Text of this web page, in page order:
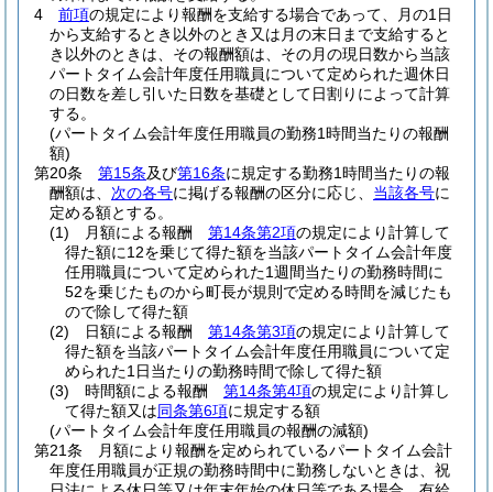
4
前項の規定により報酬を支給する場合であって、月の1日
から支給するとき以外のとき又は月の末日まで支給すると
き以外のときは、その報酬額は、その月の現日数から当該
パートタイム会計年度任用職員について定められた週休日
の日数を差し引いた日数を基礎として日割りによって計算
する。
(パートタイム会計年度任用職員の勤務1時間当たりの報酬
額)
第20条
第15条及び第16条に規定する勤務1時間当たりの報
酬額は、 次の各号に掲げる報酬の区分に応じ、 当該各号に
定める額とする。
(1)
月額による報酬 第14条第2項の規定により計算して
得た額に12を乗じて得た額を当該パートタイム会計年度
任用職員について定められた1週間当たりの勤務時間に
52を乗じたものから町長が規則で定める時間を減じたも
ので除して得た額
(2)
日額による報酬 第14条第3項の規定により計算して
得た額を当該パートタイム会計年度任用職員について定
められた1日当たりの勤務時間で除して得た額
(3)
時間額による報酬 第14条第4項の規定により計算し
て得た額又は同条第6項に規定する額
(パートタイム会計年度任用職員の報酬の減額)
第21条
月額により報酬を定められているパートタイム会計
年度任用職員が正規の勤務時間中に勤務しないときは、祝